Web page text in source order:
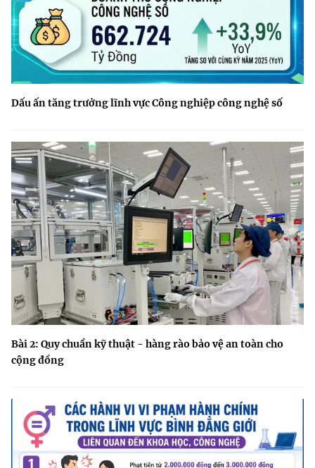
Dấu ấn tăng trưởng lĩnh vực Công nghiệp công nghệ số
Bài 2: Quy chuẩn kỹ thuật - hàng rào bảo vệ an toàn cho
cộng đồng